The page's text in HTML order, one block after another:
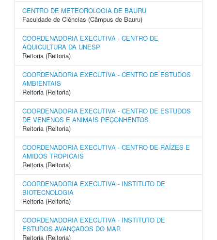
CENTRO DE METEOROLOGIA DE BAURU
Faculdade de Ciências (Câmpus de Bauru)
COORDENADORIA EXECUTIVA - CENTRO DE
AQUICULTURA DA UNESP
Reitoria (Reitoria)
COORDENADORIA EXECUTIVA - CENTRO DE ESTUDOS
AMBIENTAIS
Reitoria (Reitoria)
COORDENADORIA EXECUTIVA - CENTRO DE ESTUDOS
DE VENENOS E ANIMAIS PEÇONHENTOS
Reitoria (Reitoria)
COORDENADORIA EXECUTIVA - CENTRO DE RAÍZES E
AMIDOS TROPICAIS
Reitoria (Reitoria)
COORDENADORIA EXECUTIVA - INSTITUTO DE
BIOTECNOLOGIA
Reitoria (Reitoria)
COORDENADORIA EXECUTIVA - INSTITUTO DE
ESTUDOS AVANÇADOS DO MAR
Reitoria (Reitoria)